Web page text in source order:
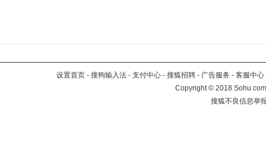
设置首页 - 搜狗输入法 - 支付中心 - 搜狐招聘 - 广告服务 - 客服中心
Copyright©2018
搜狐不良信息举